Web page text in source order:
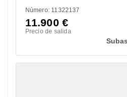
Número: 11322137
11.900 €
Precio de salida